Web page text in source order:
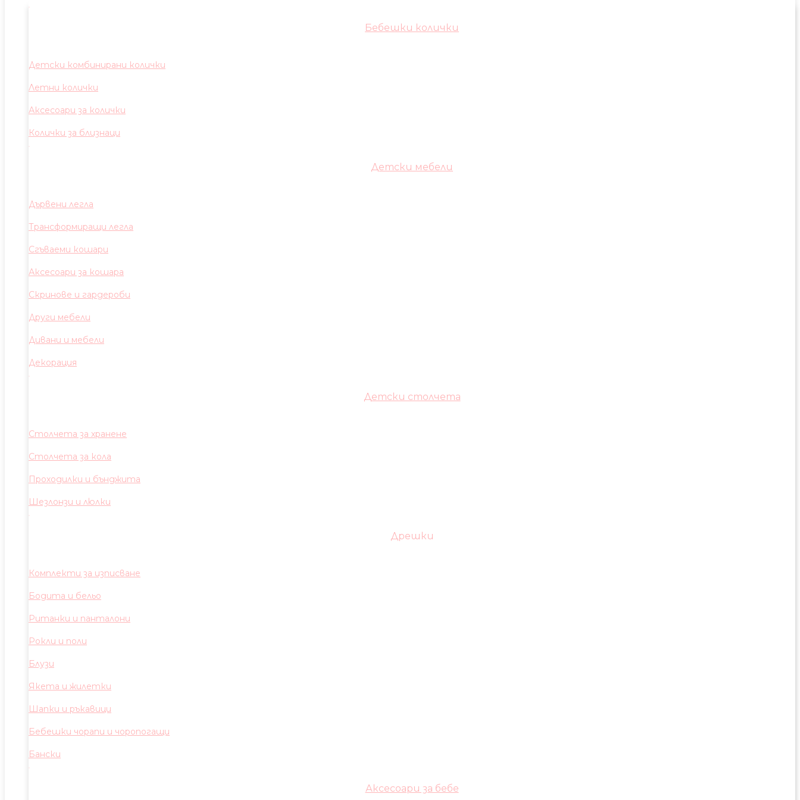
Бебешки колички
Детски комбинирани колички
Летни колички
Аксесоари за колички
Колички за близнаци
Детски мебели
Дървени легла
Трансформиращи легла
Сгъваеми кошари
Аксесоари за кошара
Скринове и гардероби
Други мебели
Дивани и мебели
Декорация
Детски столчета
Столчета за хранене
Столчета за кола
Проходилки и бънджита
Шезлонзи и люлки
Дрешки
Комплекти за изписване
Бодита и бельо
Ританки и панталони
Рокли и поли
Блузи
Якета и жилетки
Шапки и ръкавици
Бебешки чорапи и чоропогащи
Бански
Аксесоари за бебе